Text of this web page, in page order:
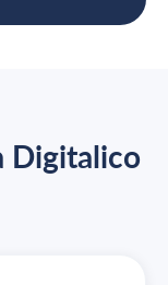
Digitalico